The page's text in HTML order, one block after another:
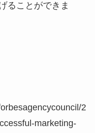
ることができま
2
marketing-